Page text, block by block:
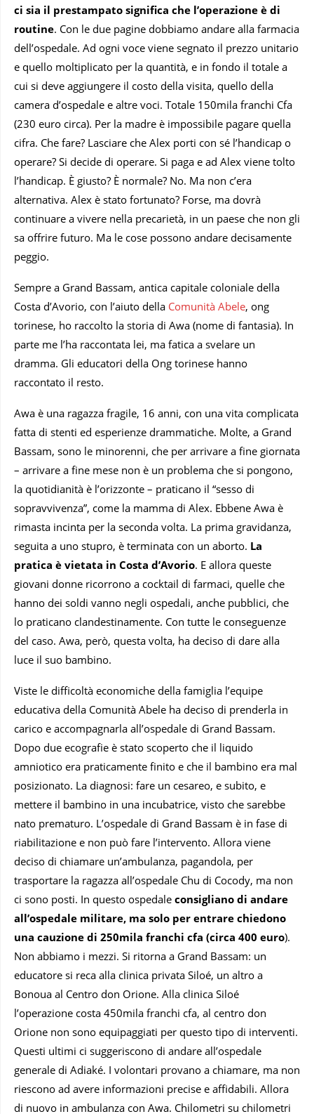
ci sia il prestampato significa che l’operazione è di
routine. Con le due pagine dobbiamo andare alla farmacia
dell’ospedale. Ad ogni voce viene segnato il prezzo unitario
e quello moltiplicato per la quantità, e in fondo il totale a
cui si deve aggiungere il costo della visita, quello della
camera d’ospedale e altre voci. Totale 150mila franchi Cfa
(230 euro circa). Per la madre è impossibile pagare quella
cifra. Che fare? Lasciare che Alex porti con sé l’handicap o
operare? Si decide di operare. Si paga e ad Alex viene tolto
l’handicap. È giusto? È normale? No. Ma non c’era
alternativa. Alex è stato fortunato? Forse, ma dovrà
continuare a vivere nella precarietà, in un paese che non gli
sa offrire futuro. Ma le cose possono andare decisamente
peggio.
Sempre a Grand Bassam, antica capitale coloniale della
Costa d’Avorio, con l’aiuto della Comunità Abele, ong
torinese, ho raccolto la storia di Awa (nome di fantasia). In
parte me l’ha raccontata lei, ma fatica a svelare un
dramma. Gli educatori della Ong torinese hanno
raccontato il resto.
Awa è una ragazza fragile, 16 anni, con una vita complicata
fatta di stenti ed esperienze drammatiche. Molte, a Grand
Bassam, sono le minorenni, che per arrivare a fine giornata
– arrivare a fine mese non è un problema che si pongono,
la quotidianità è l’orizzonte – praticano il “sesso di
sopravvivenza”, come la mamma di Alex. Ebbene Awa è
rimasta incinta per la seconda volta. La prima gravidanza,
seguita a uno stupro, è terminata con un aborto. La
pratica è vietata in Costa d’Avorio. E allora queste
giovani donne ricorrono a cocktail di farmaci, quelle che
hanno dei soldi vanno negli ospedali, anche pubblici, che
lo praticano clandestinamente. Con tutte le conseguenze
del caso. Awa, però, questa volta, ha deciso di dare alla
luce il suo bambino.
Viste le difficoltà economiche della famiglia l’equipe
educativa della Comunità Abele ha deciso di prenderla in
carico e accompagnarla all’ospedale di Grand Bassam.
Dopo due ecografie è stato scoperto che il liquido
amniotico era praticamente finito e che il bambino era mal
posizionato. La diagnosi: fare un cesareo, e subito, e
mettere il bambino in una incubatrice, visto che sarebbe
nato prematuro. L’ospedale di Grand Bassam è in fase di
riabilitazione e non può fare l’intervento. Allora viene
deciso di chiamare un’ambulanza, pagandola, per
trasportare la ragazza all’ospedale Chu di Cocody, ma non
ci sono posti. In questo ospedale consigliano di andare
all’ospedale militare, ma solo per entrare chiedono
una cauzione di 250mila franchi cfa (circa 400 euro).
Non abbiamo i mezzi. Si ritorna a Grand Bassam: un
educatore si reca alla clinica privata Siloé, un altro a
Bonoua al Centro don Orione. Alla clinica Siloé
l’operazione costa 450mila franchi cfa, al centro don
Orione non sono equipaggiati per questo tipo di interventi.
Questi ultimi ci suggeriscono di andare all’ospedale
generale di Adiaké. I volontari provano a chiamare, ma non
riescono ad avere informazioni precise e affidabili. Allora
di nuovo in ambulanza con Awa. Chilometri su chilometri